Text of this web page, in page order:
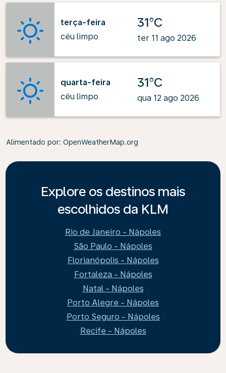
terça-feira
céu limpo
31°C
ter 11 ago 2026
quarta-feira
céu limpo
31°C
qua 12 ago 2026
Alimentado por: OpenWeatherMap.org
Explore os destinos mais
escolhidos da KLM
Rio de Janeiro - Nápoles
São Paulo - Nápoles
Florianópolis - Nápoles
Fortaleza - Nápoles
Natal - Nápoles
Porto Alegre - Nápoles
Porto Seguro - Nápoles
Recife - Nápoles